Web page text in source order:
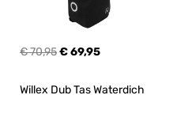
€ 70,95€ 69,95
Willex Dub Tas Waterdich